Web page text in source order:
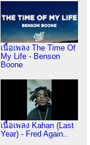
เนื้อเพลง The Time Of
My Life - Benson
Boone
เนื้อเพลง Kahan (Last
Year) - Fred Again..